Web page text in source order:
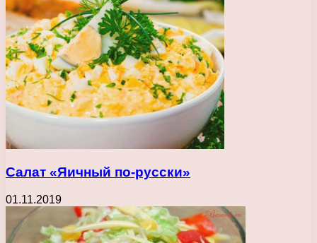
Салат «Яичный по-русски»
01.11.2019